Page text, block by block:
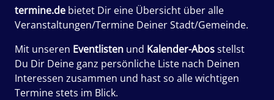
termine.de bietet Dir eine Übersicht über alle
Veranstaltungen/Termine Deiner Stadt/Gemeinde.
Mit unseren Eventlisten und Kalender-Abosstellst
Du Dir Deine ganz persönliche Liste nach Deinen
Interessen zusammen und hast so alle wichtigen
Termine stets im Blick.